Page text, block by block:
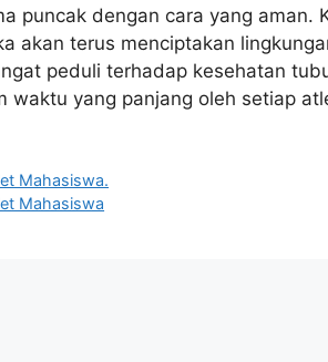
puncak dengan cara yang aman.
akan terus menciptakan
peduli terhadap kesehatan
waktu yang panjang oleh setiap
Mahasiswa.
Mahasiswa